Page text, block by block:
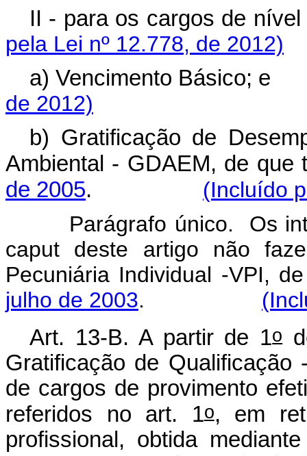
II - para os cargos de
pela Lei nº 12.778, de 2012)
a) Vencimento
de 2012)
b) Gratificação de
Ambiental - GDAEM, de
de 2005. (Incluído
Parágrafo único. Os
caput deste artigo não
Pecuniária Individual -VPI,
julho de 2003.
Art. 13-B. A partir de 1o
Gratificação de
de cargos de provimento
referidos no art. 1o, em
profissional, obtida